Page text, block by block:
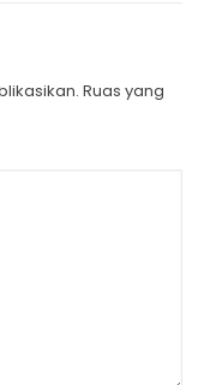
Ruas yang